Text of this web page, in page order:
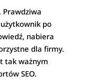
Prawdziwa
po
nabiera
dla firmy.
tak ważnym
SEO.